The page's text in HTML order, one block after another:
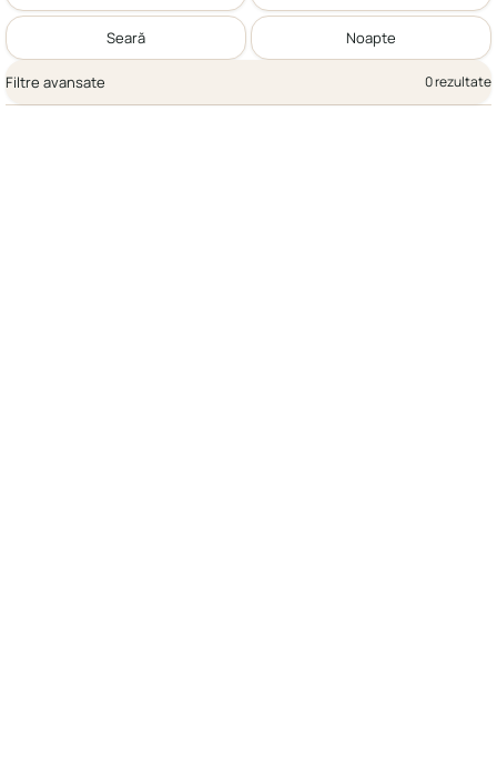
Seară Noapte
Filtre avansate 0 rezultate